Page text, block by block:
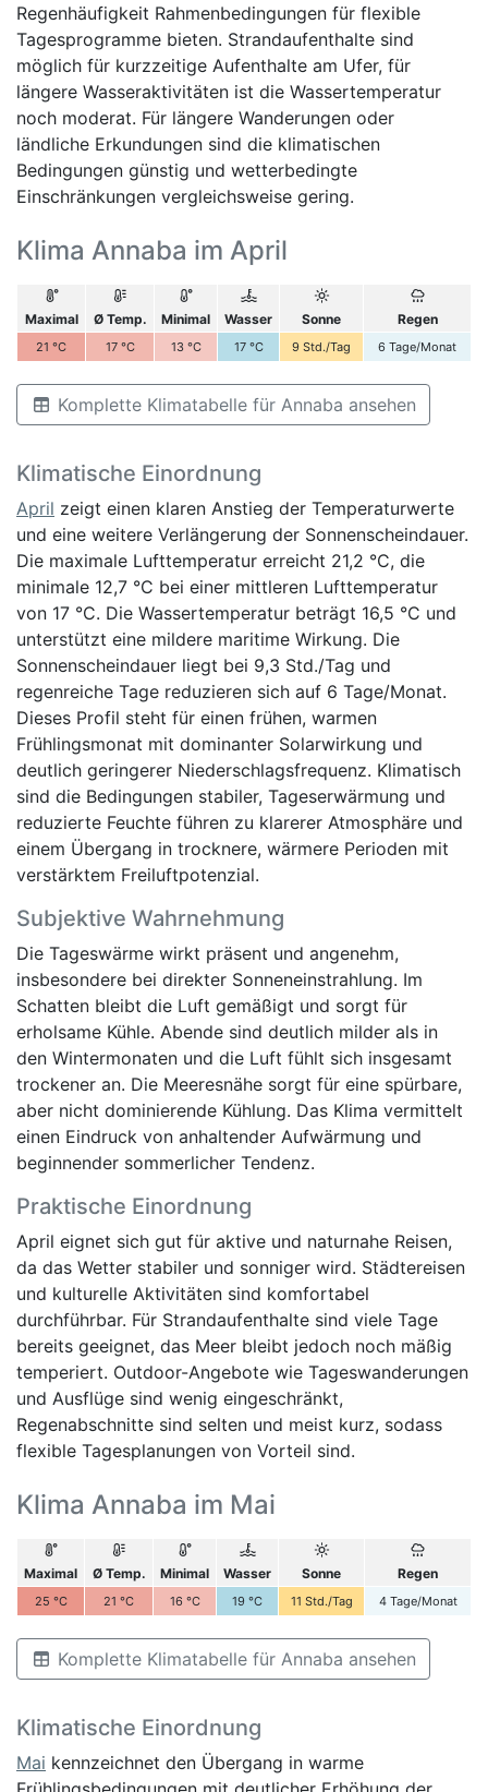
Regenhäufigkeit Rahmenbedingungen für flexible
Tagesprogramme bieten. Strandaufenthalte sind
möglich für kurzzeitige Aufenthalte am Ufer, für
längere Wasseraktivitäten ist die Wassertemperatur
noch moderat. Für längere Wanderungen oder
ländliche Erkundungen sind die klimatischen
Bedingungen günstig und wetterbedingte
Einschränkungen vergleichsweise gering.
Klima Annaba im April
Maximal Ø Temp. Minimal Wasser Sonne Regen
21 °C 17 °C 13 °C 17 °C 9 Std./Tag 6 Tage/Monat
Komplette Klimatabelle für Annaba ansehen
Klimatische Einordnung
April zeigt einen klaren Anstieg der Temperaturwerte
und eine weitere Verlängerung der Sonnenscheindauer.
Die maximale Lufttemperatur erreicht 21,2 °C, die
minimale 12,7 °C bei einer mittleren Lufttemperatur
von 17 °C. Die Wassertemperatur beträgt 16,5 °C und
unterstützt eine mildere maritime Wirkung. Die
Sonnenscheindauer liegt bei 9,3 Std./Tag und
regenreiche Tage reduzieren sich auf 6 Tage/Monat.
Dieses Profil steht für einen frühen, warmen
Frühlingsmonat mit dominanter Solarwirkung und
deutlich geringerer Niederschlagsfrequenz. Klimatisch
sind die Bedingungen stabiler, Tageserwärmung und
reduzierte Feuchte führen zu klarerer Atmosphäre und
einem Übergang in trocknere, wärmere Perioden mit
verstärktem Freiluftpotenzial.
Subjektive Wahrnehmung
Die Tageswärme wirkt präsent und angenehm,
insbesondere bei direkter Sonneneinstrahlung. Im
Schatten bleibt die Luft gemäßigt und sorgt für
erholsame Kühle. Abende sind deutlich milder als in
den Wintermonaten und die Luft fühlt sich insgesamt
trockener an. Die Meeresnähe sorgt für eine spürbare,
aber nicht dominierende Kühlung. Das Klima vermittelt
einen Eindruck von anhaltender Aufwärmung und
beginnender sommerlicher Tendenz.
Praktische Einordnung
April eignet sich gut für aktive und naturnahe Reisen,
da das Wetter stabiler und sonniger wird. Städtereisen
und kulturelle Aktivitäten sind komfortabel
durchführbar. Für Strandaufenthalte sind viele Tage
bereits geeignet, das Meer bleibt jedoch noch mäßig
temperiert. Outdoor-Angebote wie Tageswanderungen
und Ausflüge sind wenig eingeschränkt,
Regenabschnitte sind selten und meist kurz, sodass
flexible Tagesplanungen von Vorteil sind.
Klima Annaba im Mai
Maximal Ø Temp. Minimal Wasser Sonne Regen
25 °C 21 °C 16 °C 19 °C 11 Std./Tag 4 Tage/Monat
Komplette Klimatabelle für Annaba ansehen
Klimatische Einordnung
Mai kennzeichnet den Übergang in warme